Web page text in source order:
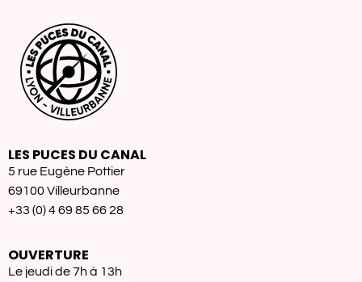
LES PUCES DU CANAL
5 rue Eugène Pottier
69100 Villeurbanne
+33 (0) 4 69 85 66 28
OUVERTURE
Le jeudi de 7h à 13h